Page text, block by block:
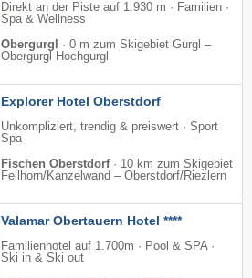
Direkt an der Piste auf 1.930 m · Familien ·
Spa & Wellness
Obergurgl
· 0 m zum Skigebiet Gurgl –
Obergurgl-Hochgurgl
Explorer Hotel Oberstdorf
Unkompliziert, trendig & preiswert · Sport
Spa
Fischen Oberstdorf· 10 km zum Skigebiet
Fellhorn/​Kanzelwand – Oberstdorf/​Riezlern
Valamar Obertauern Hotel ****
Familienhotel auf 1.700m · Pool & SPA ·
Ski in & Ski out